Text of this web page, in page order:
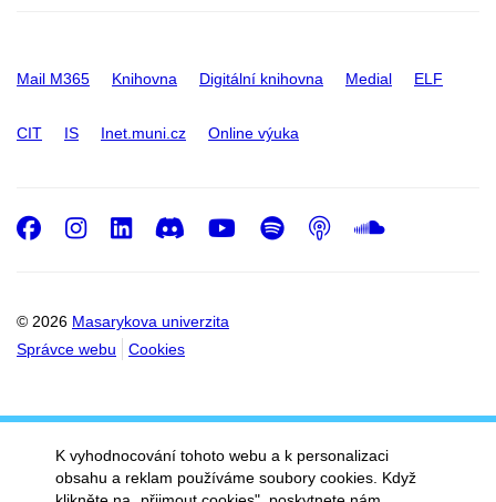
Mail M365 Knihovna Digitální knihovna Medial ELF
CIT IS Inet.muni.cz Online výuka
© 2026 Masarykova univerzita
Správce webu
Cookies
Facebook
Instagram
LinkedIn
DiscordYoutube
Spotify
Podcast
K vyhodnocování tohoto webu a k personalizaci
obsahu a reklam používáme soubory cookies. Když